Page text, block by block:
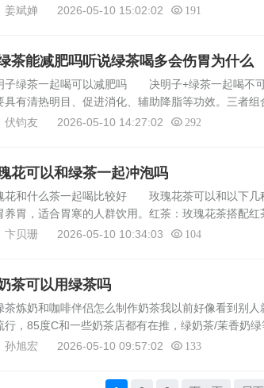
须用100℃开水冲泡。乌龙茶不寒不热，辛凉甘润，
姜斌婵 2026-05-10 15:02:02 191
茶能减肥吗听说绿茶喝多会伤胃为什么
子绿茶一起喝可以减肥吗 决明子+绿茶一起喝不可
具有清热明目、促进消化、辅助降脂等功效。三者
差异及适量饮用，避免过量引发不适。决明子含大
伏钧友 2026-05-10 14:27:02 292
花可以和绿茶一起冲泡吗
花和什么茶一起喝比较好 玫瑰花茶可以和以下几
养胃，适合胃寒的人群饮用。红茶：玫瑰花茶搭配
搭配绿茶，可以清热解毒，适合上火时饮用。乌龙
卞贝珊 2026-05-10 10:34:03 104
茶可以用绿茶吗
茶炼奶和咖啡伴侣怎么制作奶茶我以前好像看到
行，85度C和一些奶茶店都有在推，绿奶茶/茉香奶
啡伴侣奶精也用温水冲开，然后3者混在一起搅拌均
孙旭宏 2026-05-10 09:57:02 133